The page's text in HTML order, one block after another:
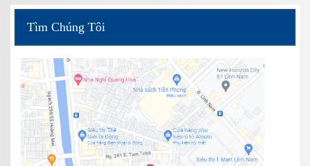
Tìm Chúng Tôi